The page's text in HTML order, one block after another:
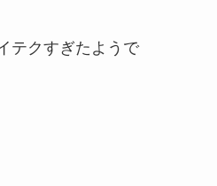
テクすぎたようで